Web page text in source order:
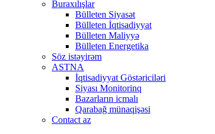
Buraxılışlar
Bülleten Siyasət
Bülleten İqtisadiyyat
Bülleten Maliyyə
Bülleten Energetika
Söz istəyirəm
ASTNA
İqtisadiyyat Göstəriciləri
Siyası Monitorinq
Bazarların icmalı
Qarabağ münaqişəsi
Contact az